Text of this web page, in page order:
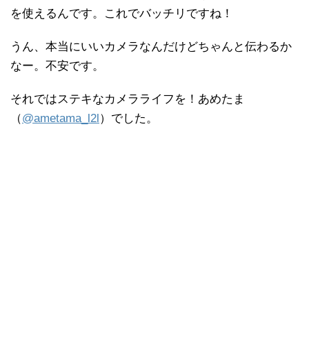
を使えるんです。これでバッチリですね！
うん、本当にいいカメラなんだけどちゃんと伝わるか
なー。不安です。
それではステキなカメラライフを！あめたま
（@ametama_l2l）でした。